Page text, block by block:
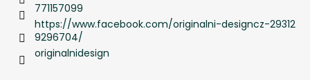
771157099
https://www.facebook.com/originalni-designcz-29312
9296704/
originalnidesign